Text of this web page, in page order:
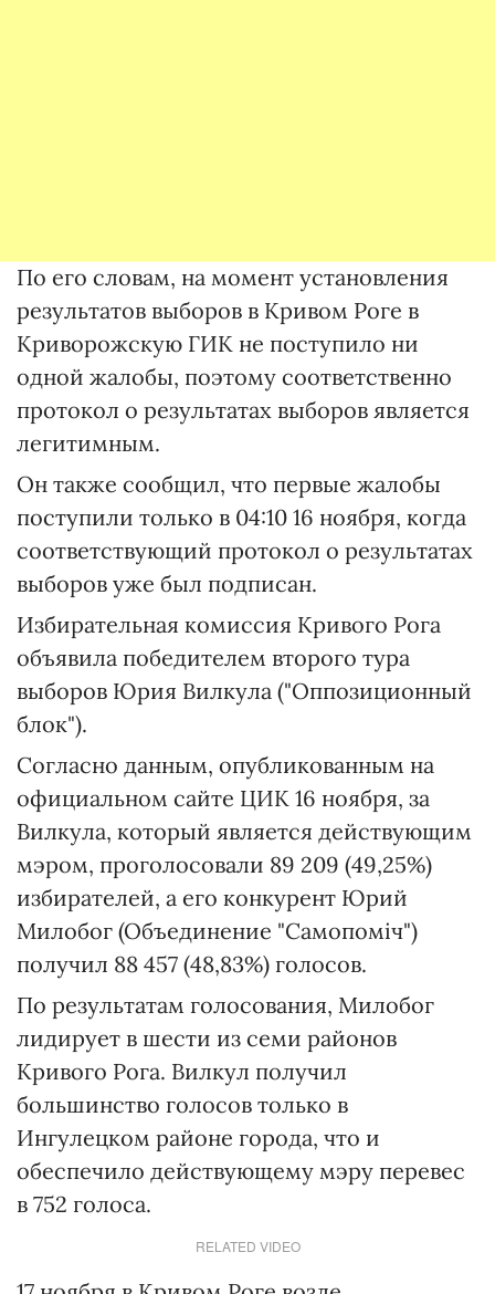
По его словам, на момент установления
результатов выборов в Кривом Роге в
Криворожскую ГИК не поступило ни
одной жалобы, поэтому соответственно
протокол о результатах выборов является
легитимным.
Он также сообщил, что первые жалобы
поступили только в 04:10 16 ноября, когда
соответствующий протокол о результатах
выборов уже был подписан.
Избирательная комиссия Кривого Рога
объявила победителем второго тура
выборов Юрия Вилкула ("Оппозиционный
блок").
Согласно данным, опубликованным на
официальном сайте ЦИК 16 ноября, за
Вилкула, который является действующим
мэром, проголосовали 89 209 (49,25%)
избирателей, а его конкурент Юрий
Милобог (Объединение "Самопоміч")
получил 88 457 (48,83%) голосов.
По результатам голосования, Милобог
лидирует в шести из семи районов
Кривого Рога. Вилкул получил
большинство голосов только в
Ингулецком районе города, что и
обеспечило действующему мэру перевес
в 752 голоса.
RELATED VIDEO